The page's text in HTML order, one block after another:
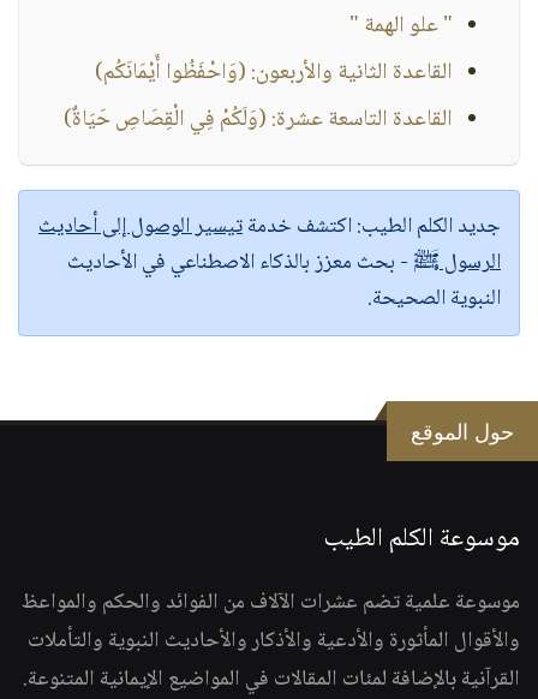
" علو الهمة "
القاعدة الثانية والأربعون: (وَاحْفَظُوا أَيْمَانَكُم)
القاعدة التاسعة عشرة: (وَلَكُمْ فِي الْقِصَاصِ حَيَاةٌ)
جديد الكلم الطيب:اكتشف خدمةتيسير الوصول إلى أحاديث
الرسول ﷺ - بحث معزز بالذكاء الاصطناعي في الأحاديث
النبوية الصحيحة.
حول الموقع
موسوعة الكلم الطيب
موسوعة علمية تضم عشرات الآلاف من الفوائد والحكم والمواعظ
والأقوال المأثورة والأدعية والأذكار والأحاديث النبوية والتأملات
القرآنية بالإضافة لمئات المقالات في المواضيع الإيمانية المتنوعة.